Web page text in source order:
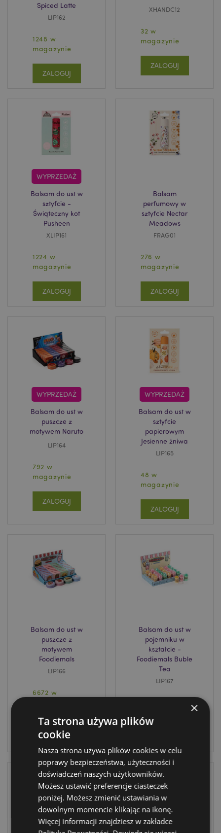
Spiced Latte
LIP162
1248 w
magazynie
ZALOGUJ
XHANDC12
32 w
magazynie
ZALOGUJ
WYPRZEDAŻ
Balsam do ust w
sztyfcie -
Świąteczny kot
Pusheen
XLIP161
1224 w
magazynie
ZALOGUJ
Balsam
perfumowy w
sztyfcie Nectar
Meadows
FRAG01
276 w
magazynie
ZALOGUJ
WYPRZEDAŻ
Balsam do ust w
puszcze z
motywem Naruto
LIP164
792 w
magazynie
ZALOGUJ
WYPRZEDAŻ
Balsam do ust w
sztyfcie
papierowym
Jesienne żniwa
LIP165
48 w
magazynie
ZALOGUJ
Balsam do ust w
puszcze z
motywem
Foodiemals
LIP166
6672 w
ZALOGUJ
Balsam do ust w
pojemniku w
kształcie -
Foodiemals Buble
Tea
LIP167
×
Ta strona używa plików
cookie
Nasza strona używa plików cookies w celu
poprawy bezpieczeństwa, użyteczności i
doświadczeń naszych użytkowników.
Możesz ustawić preferencje ciasteczek
poniżej. Możesz zmienić ustawiania w
dowolnym momencie klikając na ikonę.
Więcej informacji znajdziesz w zakładce